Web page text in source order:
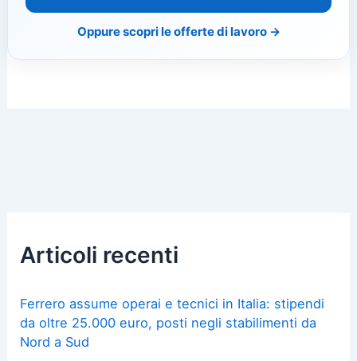
Oppure scopri le offerte di lavoro →
Articoli recenti
Ferrero assume operai e tecnici in Italia: stipendi
da oltre 25.000 euro, posti negli stabilimenti da
Nord a Sud